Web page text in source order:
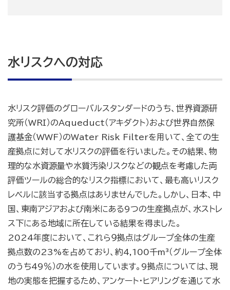
水リスクへの対応
水リスク評価のグローバルスタンダードのうち、世界資源研
究所（WRI）のAqueduct（アキダクト）および世界自然保
護基金（WWF）のWater Risk Filterを用いて、全ての生
産拠点に対して水リスクの評価を行いました。その結果、物
理的な水資源量や水質汚染リスクなどの観点を考慮した両
評価ツールの総合的なリスク指標において、最も高いリスク
レベルに該当する拠点はありませんでした。しかし、日本、中
国、東南アジアおよび南米にある9つの生産拠点が、水ストレ
ス下にある地域に所在している結果を得ました。
2024年度において、これら９拠点はグループ全体の生産
拠点数の23%を占めており、約4,100千m³（グループ全体
のうち49％）の水を使用しています。9拠点については、現
地の実態を把握するため、アンケート・ヒアリングを通じて水